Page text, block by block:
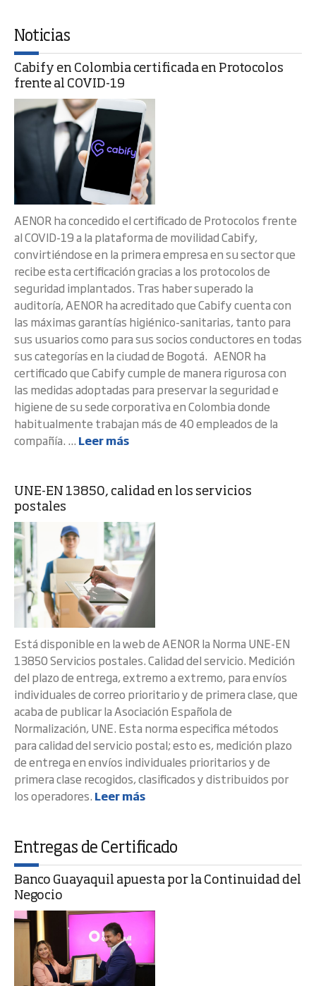
Noticias
Cabify en Colombia certificada en Protocolos
frente al COVID-19
AENOR ha concedido el certificado de Protocolos frente
al COVID-19 a la plataforma de movilidad Cabify,
convirtiéndose en la primera empresa en su sector que
recibe esta certificación gracias a los protocolos de
seguridad implantados. Tras haber superado la
auditoría, AENOR ha acreditado que Cabify cuenta con
las máximas garantías higiénico-sanitarias, tanto para
sus usuarios como para sus socios conductores en todas
sus categorías en la ciudad de Bogotá. AENOR ha
certificado que Cabify cumple de manera rigurosa con
las medidas adoptadas para preservar la seguridad e
higiene de su sede corporativa en Colombia donde
habitualmente trabajan más de 40 empleados de la
compañía. ... Leer más
UNE-EN 13850, calidad en los servicios
postales
Está disponible en la web de AENOR la Norma UNE-EN
13850 Servicios postales. Calidad del servicio. Medición
del plazo de entrega, extremo a extremo, para envíos
individuales de correo prioritario y de primera clase, que
acaba de publicar la Asociación Española de
Normalización, UNE. Esta norma especifica métodos
para calidad del servicio postal; esto es, medición plazo
de entrega en envíos individuales prioritarios y de
primera clase recogidos, clasificados y distribuidos por
los operadores. Leer más
Entregas de Certificado
Banco Guayaquil apuesta por la Continuidad del
Negocio